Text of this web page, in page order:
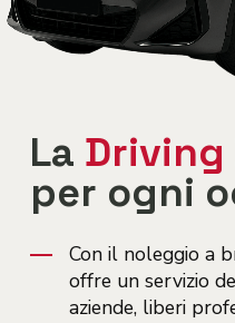
La
per ogni
Con il noleggio a
offre un servizio
aziende, liberi